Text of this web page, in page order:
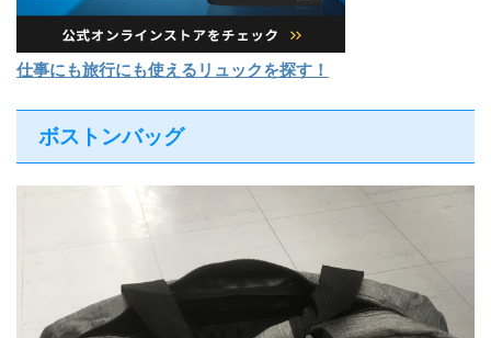
仕事にも旅行にも使えるリュックを探す！
ボストンバッグ